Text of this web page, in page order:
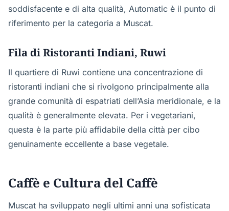
soddisfacente e di alta qualità, Automatic è il punto di
riferimento per la categoria a Muscat.
Fila di Ristoranti Indiani, Ruwi
Il quartiere di Ruwi contiene una concentrazione di
ristoranti indiani che si rivolgono principalmente alla
grande comunità di espatriati dell’Asia meridionale, e la
qualità è generalmente elevata. Per i vegetariani,
questa è la parte più affidabile della città per cibo
genuinamente eccellente a base vegetale.
Caffè e Cultura del Caffè
Muscat ha sviluppato negli ultimi anni una sofisticata